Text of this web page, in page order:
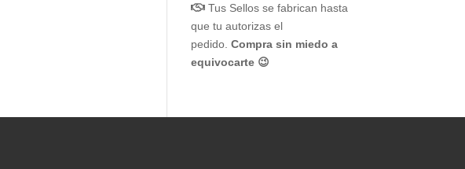
Tus Sellos se fabrican hasta
que tu autorizas el
pedido. Compra sin miedo a
equivocarte 😉